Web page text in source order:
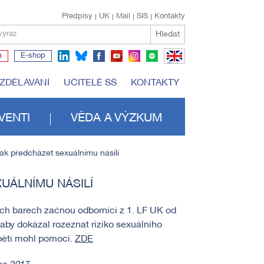
Kontakty
SIS
Mail
UK
Předpisy
Hledat
E-shop
EN
UČITELÉ SŠ KONTAKTY
VĚDA A VÝZKUM
předcházet sexuálnímu násilí
NÁSILÍ
barech začnou odborníci z 1. LF UK od
dokázal rozeznat riziko sexuálního
mohl pomoci. ZDE